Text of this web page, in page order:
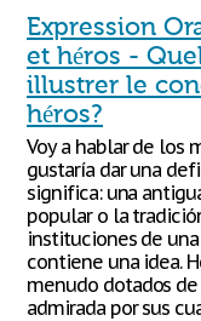
Expression
et héros -
illustrer le
héros?
Voy a hablar de los
gustaría dar una
significa: una
popular o la
instituciones de
contiene una idea.
menudo dotados
admirada por sus